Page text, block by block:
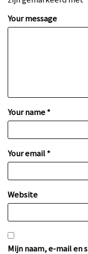
Your message
Your name *
Your email *
Website
Mijn naam, e-mail en